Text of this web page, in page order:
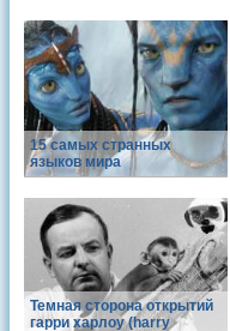
15 самых странных
языков мира
Темная сторона открытий
гарри харлоу (harry